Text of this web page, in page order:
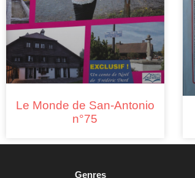
Le Monde de San-Antonio
n°75
Genres